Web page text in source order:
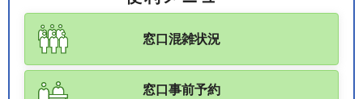
窓口混雑状況
窓口事前予約